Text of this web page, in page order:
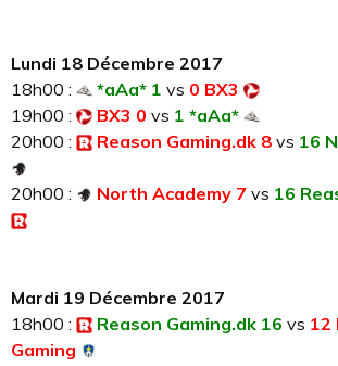
Lundi 18 Décembre 2017
18h00 :
*aAa* 1 vs 0 BX3
19h00 :
BX3 0 vs 1 *aAa*
20h00 :
Reason Gaming.dk 8 vs 16
20h00 : North Academy 7 vs 16
Mardi 19 Décembre 2017
18h00 :
Reason Gaming.dk 16 vs 12
Gaming